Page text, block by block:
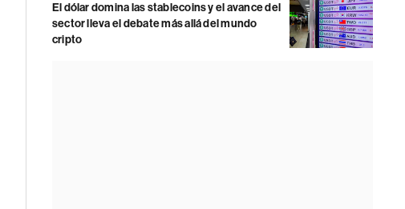
El dólar domina las stablecoins y el avance del
sector lleva el debate más allá del mundo
cripto